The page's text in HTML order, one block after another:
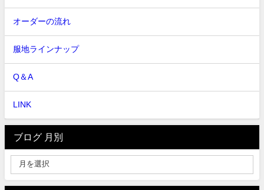
オーダーの流れ
服地ラインナップ
Q＆A
LINK
ブログ 月別